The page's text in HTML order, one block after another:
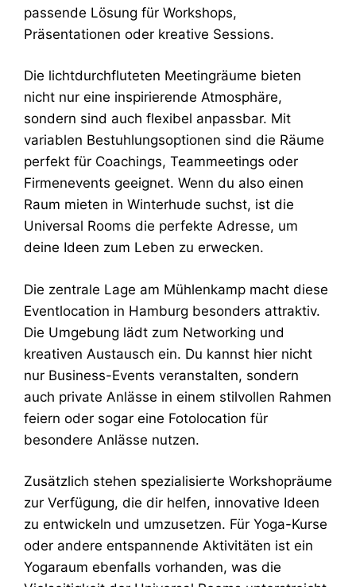
passende Lösung für Workshops,
Präsentationen oder kreative Sessions.
Die lichtdurchfluteten Meetingräume bieten
nicht nur eine inspirierende Atmosphäre,
sondern sind auch flexibel anpassbar. Mit
variablen Bestuhlungsoptionen sind die Räume
perfekt für Coachings, Teammeetings oder
Firmenevents geeignet. Wenn du also einen
Raum mieten in Winterhude suchst, ist die
Universal Rooms die perfekte Adresse, um
deine Ideen zum Leben zu erwecken.
Die zentrale Lage am Mühlenkamp macht diese
Eventlocation in Hamburg besonders attraktiv.
Die Umgebung lädt zum Networking und
kreativen Austausch ein. Du kannst hier nicht
nur Business-Events veranstalten, sondern
auch private Anlässe in einem stilvollen Rahmen
feiern oder sogar eine Fotolocation für
besondere Anlässe nutzen.
Zusätzlich stehen spezialisierte Workshopräume
zur Verfügung, die dir helfen, innovative Ideen
zu entwickeln und umzusetzen. Für Yoga-Kurse
oder andere entspannende Aktivitäten ist ein
Yogaraum ebenfalls vorhanden, was die